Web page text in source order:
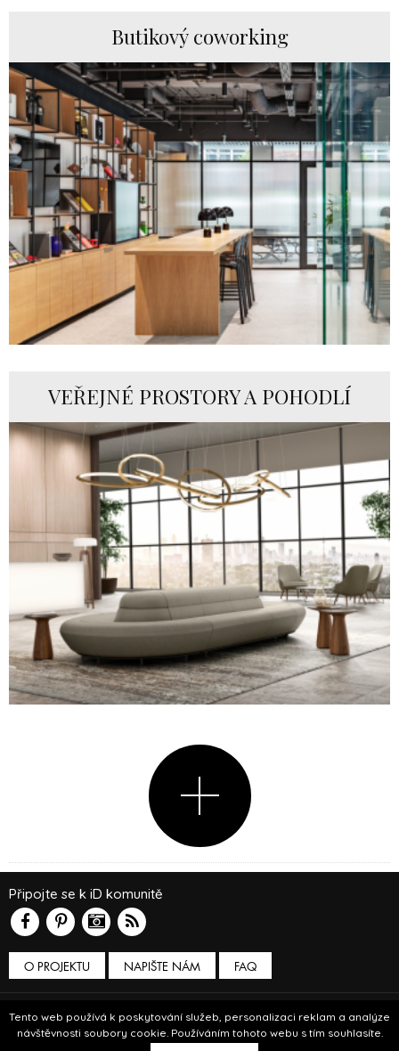
Tento web používá k poskytování služeb, personalizaci reklam a analýze
návštěvnosti soubory cookie. Používáním tohoto webu s tím souhlasíte.
Butikový coworking
VEŘEJNÉ PROSTORY A POHODLÍ
O PROJEKTU NAPIŠTE NÁM
Připojte se k iD komunitě
FAQ
Podmínky používání
© Insidecor 2013-2019.